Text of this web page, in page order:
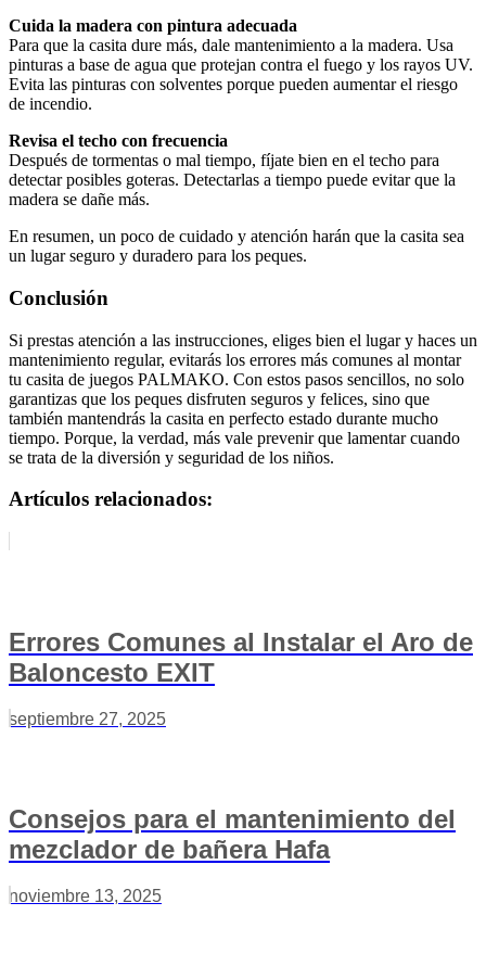
Cuida la madera con pintura adecuada
Para que la casita dure más, dale mantenimiento a la madera. Usa
pinturas a base de agua que protejan contra el fuego y los rayos UV.
Evita las pinturas con solventes porque pueden aumentar el riesgo
de incendio.
Revisa el techo con frecuencia
Después de tormentas o mal tiempo, fíjate bien en el techo para
detectar posibles goteras. Detectarlas a tiempo puede evitar que la
madera se dañe más.
En resumen, un poco de cuidado y atención harán que la casita sea
un lugar seguro y duradero para los peques.
Conclusión
Si prestas atención a las instrucciones, eliges bien el lugar y haces un
mantenimiento regular, evitarás los errores más comunes al montar
tu casita de juegos PALMAKO. Con estos pasos sencillos, no solo
garantizas que los peques disfruten seguros y felices, sino que
también mantendrás la casita en perfecto estado durante mucho
tiempo. Porque, la verdad, más vale prevenir que lamentar cuando
se trata de la diversión y seguridad de los niños.
Artículos relacionados:
Errores Comunes al Instalar el Aro de
Baloncesto EXIT
septiembre 27, 2025
Consejos para el mantenimiento del
mezclador de bañera Hafa
noviembre 13, 2025